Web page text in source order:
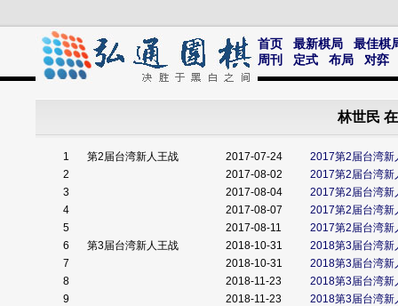
首页 最新棋局
最佳棋
周刊
定式 布局 对弈
林世民
1 第2届台湾新人王战 2017-07-24
2017第2届台湾新
2
2017-08-02
2017第2届台湾新
3
2017-08-04
2017第2届台湾新
4
2017-08-07
2017第2届台湾新
5
2017-08-11
2017第2届台湾新
6
第3届台湾新人王战 2018-10-31
2018第3届台湾新
7
2018-10-31
2018第3届台湾新
8
2018-11-23
2018第3届台湾新
9
2018-11-23
2018第3届台湾新